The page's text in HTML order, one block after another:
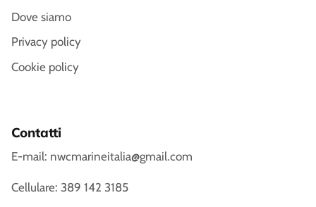
Dove siamo
Privacy policy
Cookie policy
Contatti
E-mail: nwcmarineitalia@gmail.com
Cellulare: 389 142 3185